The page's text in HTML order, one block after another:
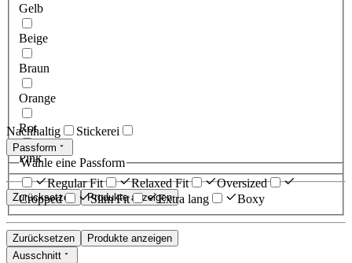
Gelb
Beige
Braun
Orange
Rot
Pink
Zurücksetzen Produkte anzeigen
Nachhaltig Stickerei
Passform
Wähle eine Passform
Regular Fit
Relaxed Fit
Oversized
Cropped
Slim Fit Extra lang Boxy
Zurücksetzen
Produkte anzeigen
Ausschnitt